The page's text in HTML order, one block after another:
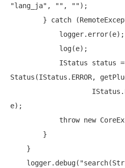
"lang_ja" , "" , "");
        }
catch
            IStatus status =
Status(IStatus.ERROR,
e);
throw new
    logger.debug(